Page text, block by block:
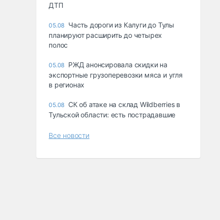
ДТП
05.08 Часть дороги из Калуги до Тулы
планируют расширить до четырех
полос
05.08 РЖД анонсировала скидки на
экспортные грузоперевозки мяса и угля
в регионах
05.08 СК об атаке на склад Wildberries в
Тульской области: есть пострадавшие
Все новости